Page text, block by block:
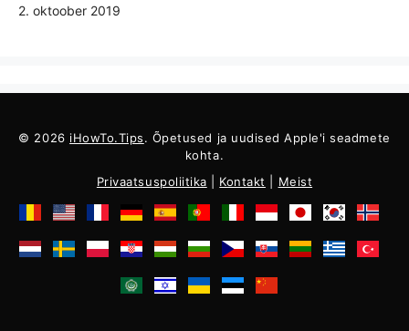
2. oktoober 2019
© 2026 iHowTo.Tips. Õpetused ja uudised Apple'i seadmete
kohta.
Privaatsuspoliitika
Kontakt Meist